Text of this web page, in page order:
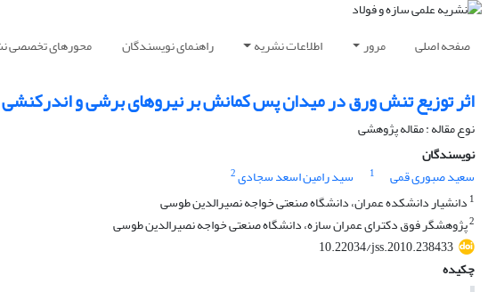
صفحه اصلی مرور اطلاعات نشریه راهنمای نویسندگان محورهای تخصصی
اثر توزیع تنش ورق در میدان پس کمانش بر نیروهای برشی و
نوع مقاله : مقاله پژوهشی
نویسندگان
سعید صبوری قمی
1 سید رامین اسعد سجادی2
1 دانشیار دانشکده عمران، دانشگاه صنعتی خواجه نصیرالدین طوسی
2پژوهشگر فوق دکترای عمران سازه، دانشگاه صنعتی خواجه نصیرالدین طوسی
10.22034/jss.2010.238433
چکیده